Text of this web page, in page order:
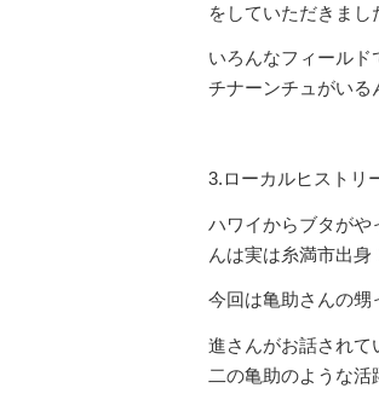
をしていただきまし
いろんなフィール
チナーンチュがいる
3.ローカルヒストリ
ハワイからブタがや
んは実は糸満市出身
今回は亀助さんの甥
進さんがお話されて
二の亀助のような活